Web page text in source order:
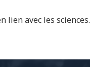
lien avec les sciences.